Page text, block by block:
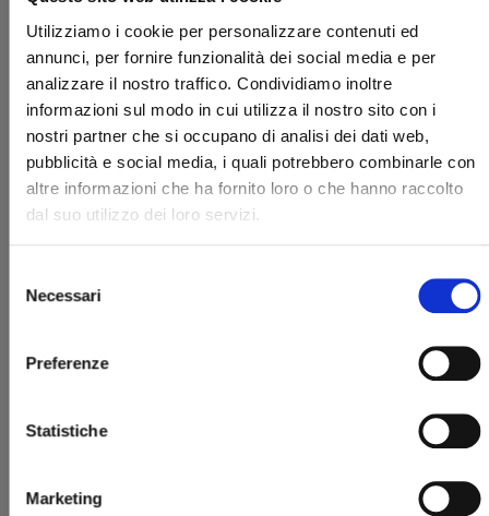
Utilizziamo i cookie per personalizzare contenuti ed
annunci, per fornire funzionalità dei social media e per
analizzare il nostro traffico. Condividiamo inoltre
informazioni sul modo in cui utilizza il nostro sito con i
nostri partner che si occupano di analisi dei dati web,
pubblicità e social media, i quali potrebbero combinarle con
altre informazioni che ha fornito loro o che hanno raccolto
dal suo utilizzo dei loro servizi.
delNecessari
Preferenze
Statistiche
Marketing
I CAVALIERI DELLO ZODIACO - SAINT SEIYA: TIME
ODYSSEY n. 2